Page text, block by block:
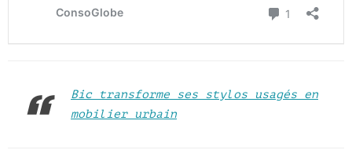
Bic transforme ses stylos usagés en
mobilier urbain